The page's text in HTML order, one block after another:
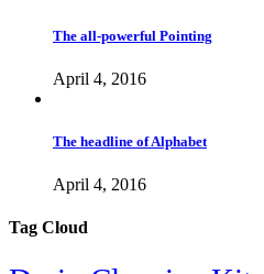
The all-powerful Pointing
April 4, 2016
The headline of Alphabet
April 4, 2016
Tag Cloud